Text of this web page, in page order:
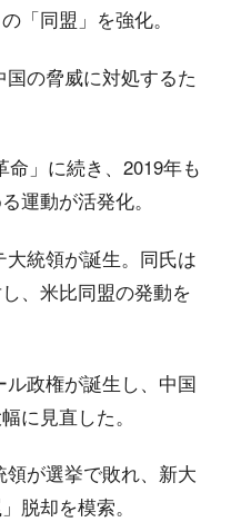
「同盟」を強化。
国の脅威に対処するた
」に続き、2019年も
運動が活発化。
大統領が誕生。同氏は
、米比同盟の発動を
ル政権が誕生し、中国
に見直した。
領が選挙で敗れ、新大
脱却を模索。